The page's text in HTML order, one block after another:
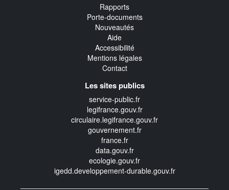
Rapports
Porte-documents
Nouveautés
Aide
Accessibilité
Mentions légales
Contact
Les sites publics
service-public.fr
legifrance.gouv.fr
circulaire.legifrance.gouv.fr
gouvernement.fr
france.fr
data.gouv.fr
ecologie.gouv.fr
igedd.developpement-durable.gouv.fr